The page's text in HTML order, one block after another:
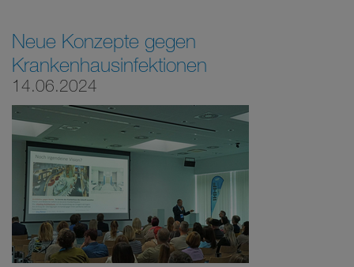
Neue Konzepte gegen
Krankenhausinfektionen
14.06.2024